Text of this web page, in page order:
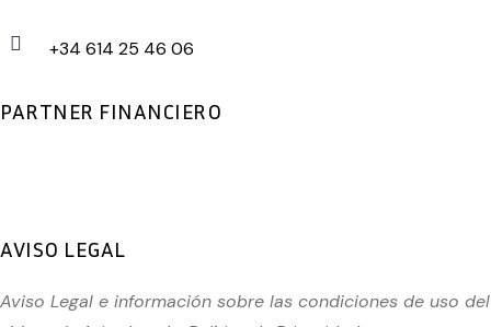
+34 614 25 46 06
PARTNER FINANCIERO
AVISO LEGAL
Aviso Legal e información sobre las condiciones de uso del